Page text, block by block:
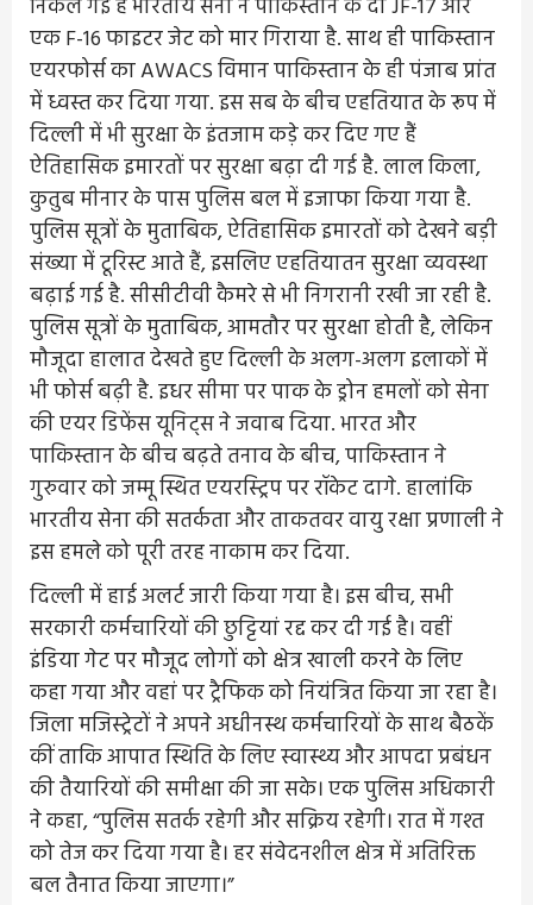
निकल गई है भारतीय सेना ने पाकिस्तान के दो JF-17 और
एक F-16 फाइटर जेट को मार गिराया है. साथ ही पाकिस्तान
एयरफोर्स का AWACS विमान पाकिस्तान के ही पंजाब प्रांत
में ध्वस्त कर दिया गया. इस सब के बीच एहतियात के रूप में
दिल्ली में भी सुरक्षा के इंतजाम कड़े कर दिए गए हैं
ऐतिहासिक इमारतों पर सुरक्षा बढ़ा दी गई है. लाल किला,
कुतुब मीनार के पास पुलिस बल में इजाफा किया गया है.
पुलिस सूत्रों के मुताबिक, ऐतिहासिक इमारतों को देखने बड़ी
संख्या में टूरिस्ट आते हैं, इसलिए एहतियातन सुरक्षा व्यवस्था
बढ़ाई गई है. सीसीटीवी कैमरे से भी निगरानी रखी जा रही है.
पुलिस सूत्रों के मुताबिक, आमतौर पर सुरक्षा होती है, लेकिन
मौजूदा हालात देखते हुए दिल्ली के अलग-अलग इलाकों में
भी फोर्स बढ़ी है. इधर सीमा पर पाक के ड्रोन हमलों को सेना
की एयर डिफेंस यूनिट्स ने जवाब दिया. भारत और
पाकिस्तान के बीच बढ़ते तनाव के बीच, पाकिस्तान ने
गुरुवार को जम्मू स्थित एयरस्ट्रिप पर रॉकेट दागे. हालांकि
भारतीय सेना की सतर्कता और ताकतवर वायु रक्षा प्रणाली ने
इस हमले को पूरी तरह नाकाम कर दिया.
दिल्ली में हाई अलर्ट जारी किया गया है। इस बीच, सभी
सरकारी कर्मचारियों की छुट्टियां रद्द कर दी गई है। वहीं
इंडिया गेट पर मौजूद लोगों को क्षेत्र खाली करने के लिए
कहा गया और वहां पर ट्रैफिक को नियंत्रित किया जा रहा है।
जिला मजिस्ट्रेटों ने अपने अधीनस्थ कर्मचारियों के साथ बैठकें
कीं ताकि आपात स्थिति के लिए स्वास्थ्य और आपदा प्रबंधन
की तैयारियों की समीक्षा की जा सके। एक पुलिस अधिकारी
ने कहा, “पुलिस सतर्क रहेगी और सक्रिय रहेगी। रात में गश्त
को तेज कर दिया गया है। हर संवेदनशील क्षेत्र में अतिरिक्त
बल तैनात किया जाएगा।”